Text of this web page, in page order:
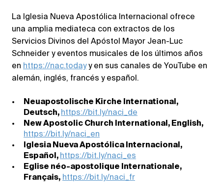
La Iglesia Nueva Apostólica Internacional ofrece
una amplia mediateca con extractos de los
Servicios Divinos del Apóstol Mayor Jean-Luc
Schneider y eventos musicales de los últimos años
en https://nac.todayy en sus canales de YouTube en
alemán, inglés, francés y español.
Neuapostolische Kirche International,
Deutsch, https://bit.ly/naci_de
New Apostolic Church International, English,
https://bit.ly/naci_en
Iglesia Nueva Apostólica Internacional,
Español, https://bit.ly/naci_es
Eglise néo-apostolique Internationale,
Français, https://bit.ly/naci_fr